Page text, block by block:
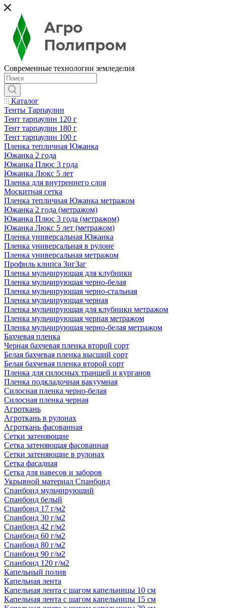
Современные технологии земледелия
Каталог
Тенты Тарпаулин
Тент тарпаулин 120 г
Тент тарпаулин 180 г
Тент тарпаулин 100 г
Пленка тепличная Южанка
Южанка 2 года
Южанка Плюс 3 года
Южанка Люкс 5 лет
Пленка для внутреннего слоя
Москитная сетка
Пленка тепличная Южанка метражом
Южанка 2 года (метражом)
Южанка Плюс 3 года (метражом)
Южанка Люкс 5 лет (метражом)
Пленка универсальная Южанка
Пленка универсальная в рулоне
Пленка универсальная метражом
Профиль клипса ЗигЗаг
Пленка мульчирующая для клубники
Пленка мульчирующая черно-белая
Пленка мульчирующая черно-стальная
Пленка мульчирующая черная
Пленка мульчирующая для клубники метражом
Пленка мульчирующая черная метражом
Пленка мульчирующая черно-белая метражом
Бахчевая пленка
Черная бахчевая пленка второй сорт
Белая бахчевая пленка высший сорт
Белая бахчевая пленка второй сорт
Пленка для силосных траншей и курганов
Пленка подкладочная вакуумная
Силосная пленка черно-белая
Силосная пленка черная
Агроткань
Агроткань в рулонах
Агроткань фасованная
Сетки затеняющие
Сетка затеняющая фасованная
Сетки затеняющие в рулонах
Сетка фасадная
Сетка для навесов и заборов
Укрывной материал Спанбонд
Спанбонд мульчирующий
Спанбонд белый
Спанбонд 17 г/м2
Спанбонд 30 г/м2
Спанбонд 42 г/м2
Спанбонд 60 г/м2
Спанбонд 80 г/м2
Спанбонд 90 г/м2
Спанбонд 120 г/м2
Капельный полив
Капельная лента
Капельная лента с шагом капельницы 10 см
Капельная лента с шагом капельницы 15 см